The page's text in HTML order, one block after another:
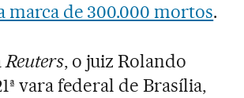
marca de 300.000 mortos.
Reuters, o juiz Rolando
vara federal de Brasília,